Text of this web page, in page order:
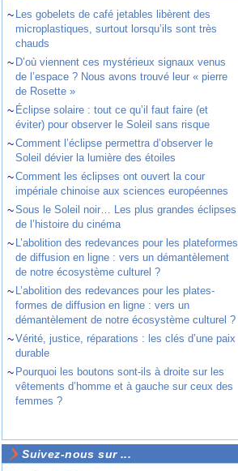
~ Les gobelets de café jetables libèrent des
microplastiques, surtout lorsqu’ils sont très
chauds
~ D’où viennent ces mystérieux signaux venus
de l’espace ? Nous avons trouvé leur « pierre
de Rosette »
~ Éclipse solaire : tout ce qu’il faut faire (et
éviter) pour observer le Soleil sans risque
~Comment l’éclipse permettra d’observer le
Soleil dévier la lumière des étoiles
~Comment les éclipses ont ouvert la cour
impériale chinoise aux sciences européennes
~Sous le Soleil noir… Les plus grandes éclipses
de l’histoire du cinéma
~ L’abolition des redevances pour les plateformes
de diffusion en ligne : vers un démantèlement
de notre écosystème culturel ?
~ L’abolition des redevances pour les plates-
formes de diffusion en ligne : vers un
démantèlement de notre écosystème culturel ?
~Vérité, justice, réparations : les clés d’une paix
durable
~ Pourquoi les boutons sont-ils à droite sur les
vêtements d’homme et à gauche sur ceux des
femmes ?
Suivez-nous sur ...